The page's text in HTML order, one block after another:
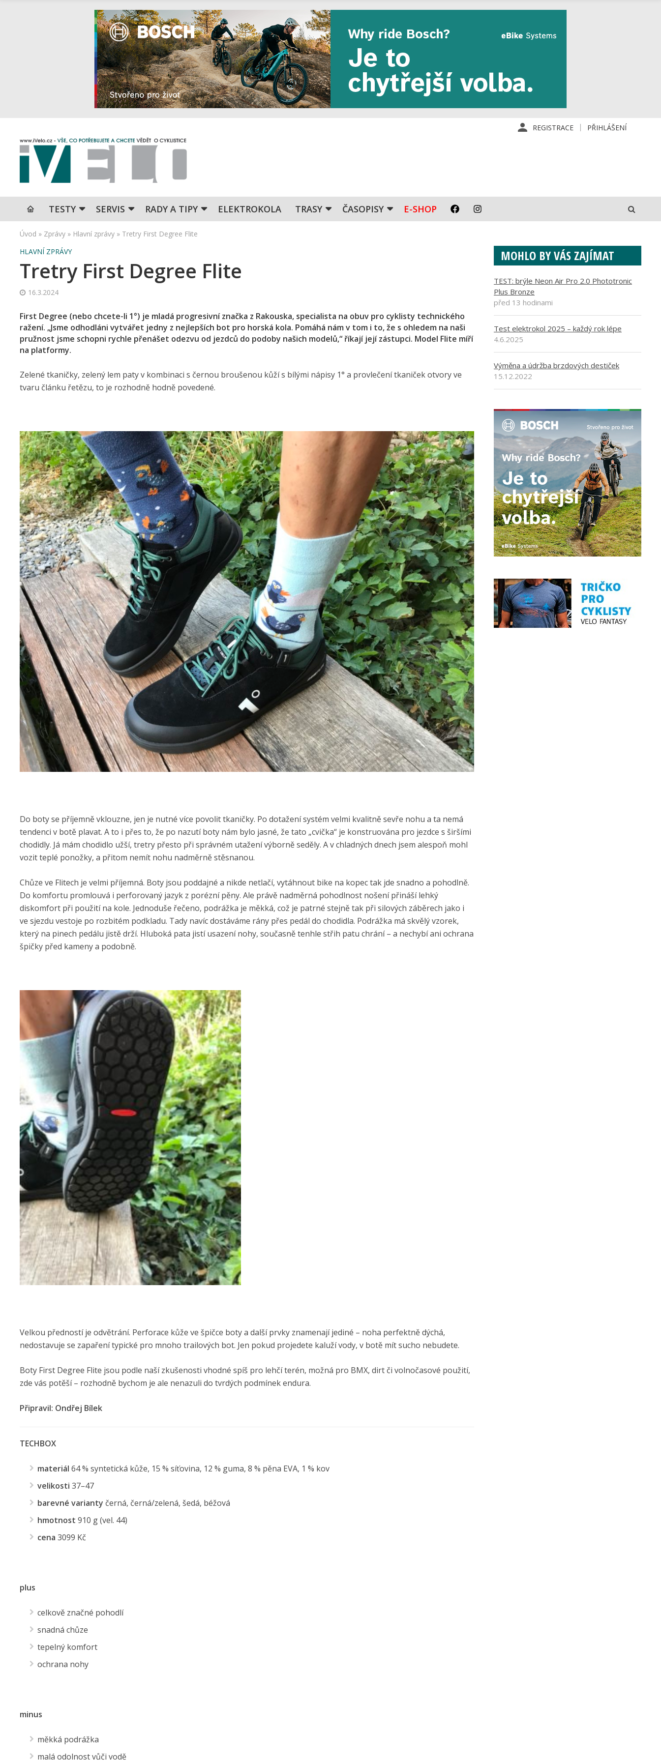
REGISTRACE PŘIHLÁŠENÍ
TESTY SERVIS RADY A TIPY ELEKTROKOLA TRASY ČASOPISY E-SHOP
Úvod » Zprávy » Hlavní zprávy » Tretry First Degree Flite
HLAVNÍ ZPRÁVY
Tretry First Degree Flite
16.3.2024
First Degree (nebo chcete-li 1°) je mladá progresivní značka z Rakouska, specialista na obuv pro cyklisty technického
ražení. „Jsme odhodláni vytvářet jedny z nejlepších bot pro horská kola. Pomáhá nám v tom i to, že s ohledem na naši
pružnost jsme schopni rychle přenášet odezvu od jezdců do podoby našich modelů,“ říkají její zástupci. Model Flite míří
na platformy.
Zelené tkaničky, zelený lem paty v kombinaci s černou broušenou kůží s bílými nápisy 1° a provlečení tkaniček otvory ve
tvaru článku řetězu, to je rozhodně hodně povedené.
Do boty se příjemně vklouzne, jen je nutné více povolit tkaničky. Po dotažení systém velmi kvalitně sevře nohu a ta nemá
tendenci v botě plavat. A to i přes to, že po nazutí boty nám bylo jasné, že tato „cvička“ je konstruována pro jezdce s širšími
chodidly. Já mám chodidlo užší, tretry přesto při správném utažení výborně seděly. A v chladných dnech jsem alespoň mohl
vozit teplé ponožky, a přitom nemít nohu nadměrně stěsnanou.
Chůze ve Flitech je velmi příjemná. Boty jsou poddajné a nikde netlačí, vytáhnout bike na kopec tak jde snadno a pohodlně.
Do komfortu promlouvá i perforovaný jazyk z porézní pěny. Ale právě nadměrná pohodlnost nošení přináší lehký
diskomfort při použití na kole. Jednoduše řečeno, podrážka je měkká, což je patrné stejně tak při silových záběrech jako i
ve sjezdu vestoje po rozbitém podkladu. Tady navíc dostáváme rány přes pedál do chodidla. Podrážka má skvělý vzorek,
který na pinech pedálu jistě drží. Hluboká pata jistí usazení nohy, současně tenhle střih patu chrání – a nechybí ani ochrana
špičky před kameny a podobně.
Velkou předností je odvětrání. Perforace kůže ve špičce boty a další prvky znamenají jediné – noha perfektně dýchá,
nedostavuje se zapaření typické pro mnoho trailových bot. Jen pokud projedete kaluží vody, v botě mít sucho nebudete.
Boty First Degree Flite jsou podle naší zkušenosti vhodné spíš pro lehčí terén, možná pro BMX, dirt či volnočasové použití,
zde vás potěší – rozhodně bychom je ale nenazuli do tvrdých podmínek endura.
Připravil: Ondřej Bílek
TECHBOX
materiál 64 % syntetická kůže, 15 % síťovina, 12 % guma, 8 % pěna EVA, 1 % kov
velikosti 37–47
barevné varianty černá, černá/zelená, šedá, béžová
hmotnost 910 g (vel. 44)
cena 3099 Kč
plus
celkově značné pohodlí
snadná chůze
tepelný komfort
ochrana nohy
minus
měkká podrážka
malá odolnost vůči vodě
MOHLO BY VÁS ZAJÍMAT
TEST: brýle Neon Air Pro 2.0 Phototronic
Plus Bronze
před 13 hodinami
Test elektrokol 2025 – každý rok lépe
4.6.2025
Výměna a údržba brzdových destiček
15.12.2022